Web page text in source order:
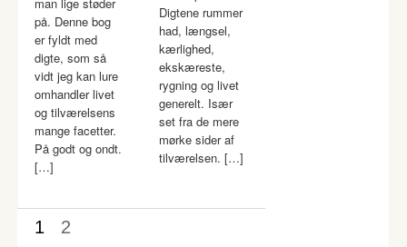
på. Denne bog
er fyldt med
digte, som så
vidt jeg kan lure
omhandler livet
og tilværelsens
mange facetter.
På godt og ondt.
[…]
Digtene rummer
had, længsel,
kærlighed,
ekskæreste,
rygning og livet
generelt. Især
set fra de mere
mørke sider af
tilværelsen. […]
1 2